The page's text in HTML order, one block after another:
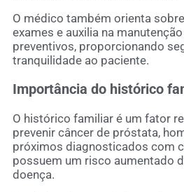
O médico também orienta
exames e auxilia na
preventivos, proporcionando
tranquilidade ao paciente.
Importância do histórico
O histórico familiar é um fator
prevenir câncer de próstata,
próximos diagnosticados com
possuem um risco aumentado
doença.